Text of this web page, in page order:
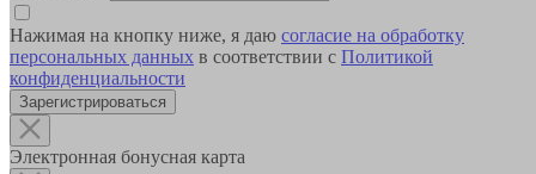
Нажимая на кнопку ниже, я даю согласие на обработку
персональных данных в соответствии с Политикой
конфиденциальности
Зарегистрироваться
Электронная бонусная карта